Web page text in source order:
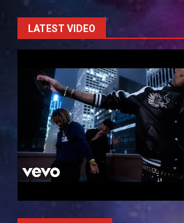
LATEST VIDEO